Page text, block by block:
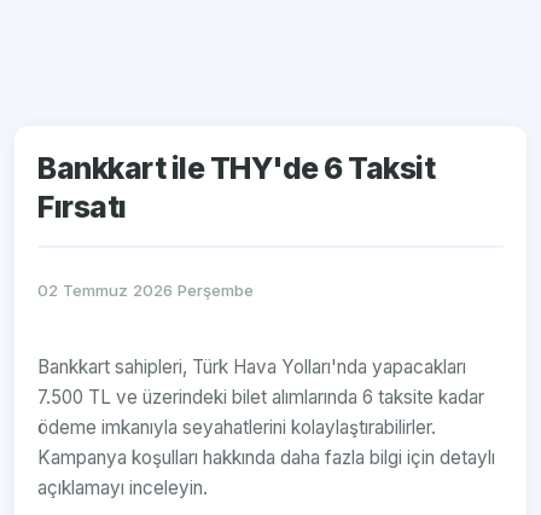
Bankkart ile THY'de 6 Taksit
Fırsatı
02 Temmuz 2026 Perşembe
Bankkart sahipleri, Türk Hava Yolları'nda yapacakları
7.500 TL ve üzerindeki bilet alımlarında 6 taksite kadar
ödeme imkanıyla seyahatlerini kolaylaştırabilirler.
Kampanya koşulları hakkında daha fazla bilgi için detaylı
açıklamayı inceleyin.